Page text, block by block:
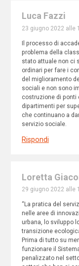
Luca Fazzi
23 giugno 2022 alle
Il processo di
problema della
stato attuale non ci
ordinari per fare i
del miglioramento
sociali e non sono
costruzione di ponti
dipartimenti per
che continuano a
servizio sociale.
Rispondi
Loretta
29 giugno 2022 alle
“La pratica del
nelle aree di
urbana, lo sviluppo
transizione
Prima di tutto su
funzionare il
penalizzato nel